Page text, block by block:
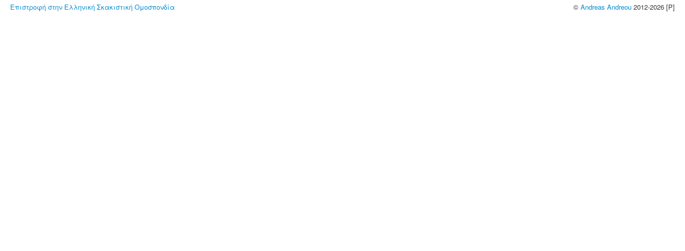
Επιστροφή στην Ελληνική Σκακιστική Ομοσπονδία © Andreas Andreou 2012-2026 [P]